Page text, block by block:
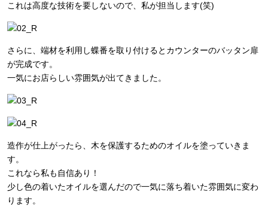
これは高度な技術を要しないので、私が担当します(笑)
さらに、端材を利用し蝶番を取り付けるとカウンターのバッタン扉
が完成です。
一気にお店らしい雰囲気が出てきました。
造作が仕上がったら、木を保護するためのオイルを塗っていきま
す。
これなら私も自信あり！
少し色の着いたオイルを選んだので一気に落ち着いた雰囲気に変わ
ります。